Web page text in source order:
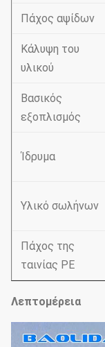
Πάχος αψίδων
Κάλυψη του
υλικού
Βασικός
εξοπλισμός
Ίδρυμα
Υλικό σωλήνων
Πάχος της
ταινίας PE
Λεπτομέρεια